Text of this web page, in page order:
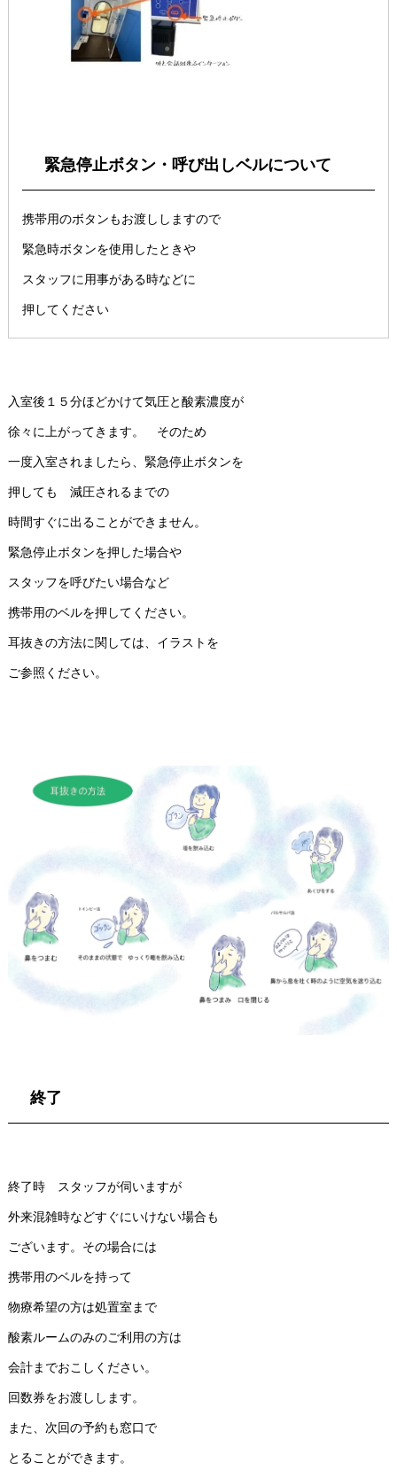
緊急停止ボタン・呼び出しベルについて
携帯用のボタンもお渡ししますので
緊急時ボタンを使用したときや
スタッフに用事がある時などに
押してください
入室後１５分ほどかけて気圧と酸素濃度が
徐々に上がってきます。 そのため
一度入室されましたら、緊急停止ボタンを
押しても 減圧されるまでの
時間すぐに出ることができません。
緊急停止ボタンを押した場合や
スタッフを呼びたい場合など
携帯用のベルを押してください。
耳抜きの方法に関しては、イラストを
ご参照ください。
終了
終了時 スタッフが伺いますが
外来混雑時などすぐにいけない場合も
ございます。その場合には
携帯用のベルを持って
物療希望の方は処置室まで
酸素ルームのみのご利用の方は
会計までおこしください。
回数券をお渡しします。
また、次回の予約も窓口で
とることができます。